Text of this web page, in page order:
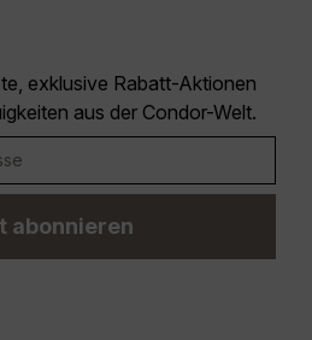
exklusive Rabatt-Aktionen
aus der Condor-Welt.
abonnieren